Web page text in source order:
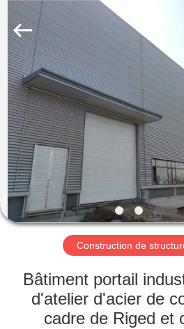
ACCUEIL
PRODUITS
VIDÉOS
SPECTACLE
DE
RÉALITÉ
VIRTUELLE
Qingdao
KaFa
Fabrication
Co.,
Ltd..
Rights
Reserved.
Construction de
Bâtiment portail
d'atelier d'acier de
cadre de Riged et